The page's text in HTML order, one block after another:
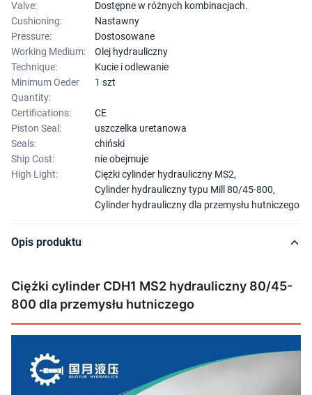
Valve:
Dostępne w różnych kombinacjach.
Cushioning:
Nastawny
Pressure:
Dostosowane
Working Medium:
Olej hydrauliczny
Technique:
Kucie i odlewanie
Minimum Oeder
Quantity:
1 szt
Certifications:
CE
Piston Seal:
uszczelka uretanowa
Seals:
chiński
Ship Cost:
nie obejmuje
High Light:
Ciężki cylinder hydrauliczny MS2,
Cylinder hydrauliczny typu Mill 80/45-800,
Cylinder hydrauliczny dla przemysłu hutniczego
Opis produktu
Ciężki cylinder CDH1 MS2 hydrauliczny 80/45-
800 dla przemysłu hutniczego